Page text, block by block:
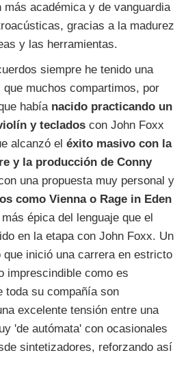
más académica y de vanguardia
gracias a la madurez
y las herramientas.
siempre he tenido una
muchos compartimos, por
había nacido practicando un
y teclados con John Foxx
alcanzó el éxito masivo con la
y la producción de Conny
una propuesta muy personal y
como Vienna o Rage in Eden
épica del lenguaje que el
en la etapa con John Foxx. Un
inició una carrera en estricto
imprescindible como es
toda su compañía son
excelente tensión entre una
'de autómata' con ocasionales
sintetizadores, reforzando así